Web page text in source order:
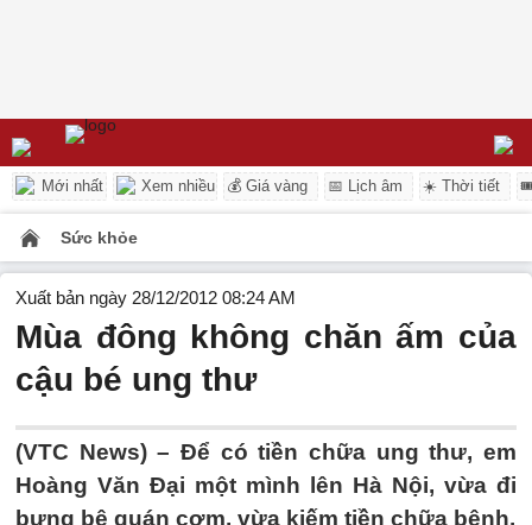
Mới nhất Xem nhiều 💰 Giá vàng 📅 Lịch âm ☀️ Thời tiết
Sức khỏe
Xuất bản ngày 28/12/2012 08:24 AM
Mùa đông không chăn ấm của
cậu bé ung thư
(VTC News) – Để có tiền chữa ung thư, em
Hoàng Văn Đại một mình lên Hà Nội, vừa đi
bưng bê quán cơm, vừa kiếm tiền chữa bệnh.